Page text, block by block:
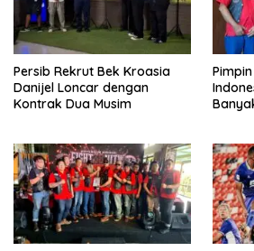
Persib Rekrut Bek Kroasia
Danijel Loncar dengan
Kontrak Dua Musim